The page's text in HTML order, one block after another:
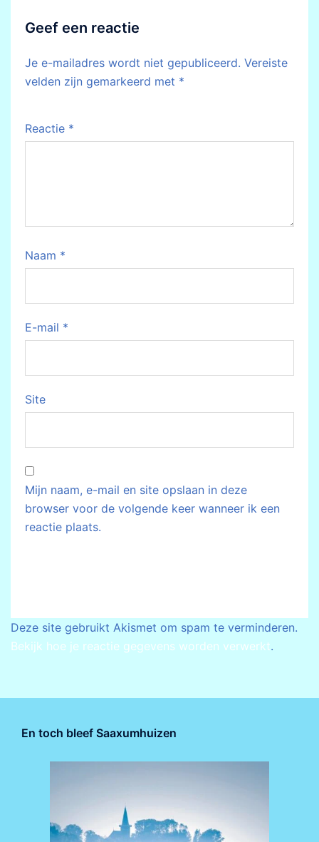
Geef een reactie
Je e-mailadres wordt niet gepubliceerd. Vereiste
velden zijn gemarkeerd met *
Reactie *
Naam *
E-mail *
Site
Mijn naam, e-mail en site opslaan in deze
browser voor de volgende keer wanneer ik een
reactie plaats.
Deze site gebruikt Akismet om spam te verminderen.
Bekijk hoe je reactie gegevens worden verwerkt.
En toch bleef Saaxumhuizen